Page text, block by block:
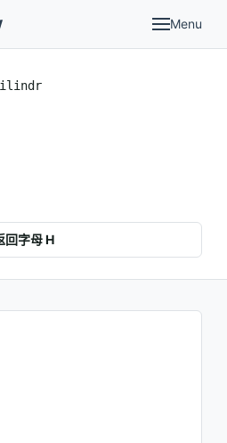
Menu
回字母 H